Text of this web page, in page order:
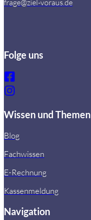
frage@ziel-voraus.de
Folge uns
Wissen und Themen
Blog
Fachwissen
E-Rechnung
Kassenmeldung
Navigation